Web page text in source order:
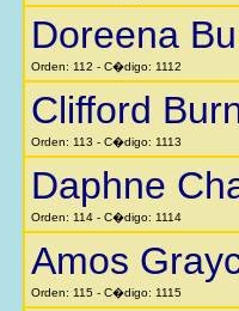
Doreena
Orden: 112 - C�digo: 1112
Clifford
Orden: 113 - C�digo: 1113
Daphne
Orden: 114 - C�digo: 1114
Amos
Orden: 115 - C�digo: 1115